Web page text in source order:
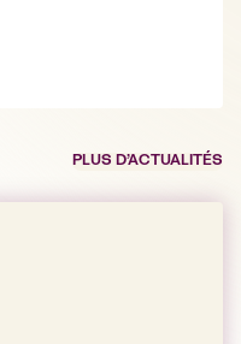
PLUS D’ACTUALITÉS